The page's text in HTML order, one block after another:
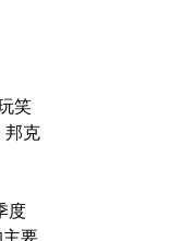
笑
邦克
度
要